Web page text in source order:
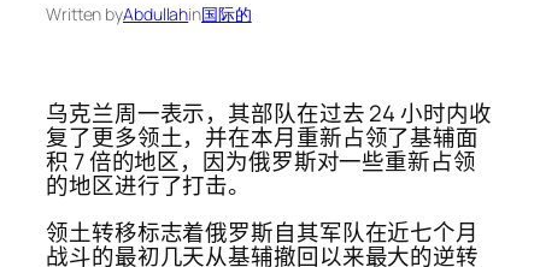
Written byAbdullahin国际的
乌克兰周一表示，其部队在过去 24 小时内收
复了更多领土，并在本月重新占领了基辅面
积 7 倍的地区，因为俄罗斯对一些重新占领
的地区进行了打击。
领土转移标志着俄罗斯自其军队在近七个月
战斗的最初几天从基辅撤回以来最大的逆转